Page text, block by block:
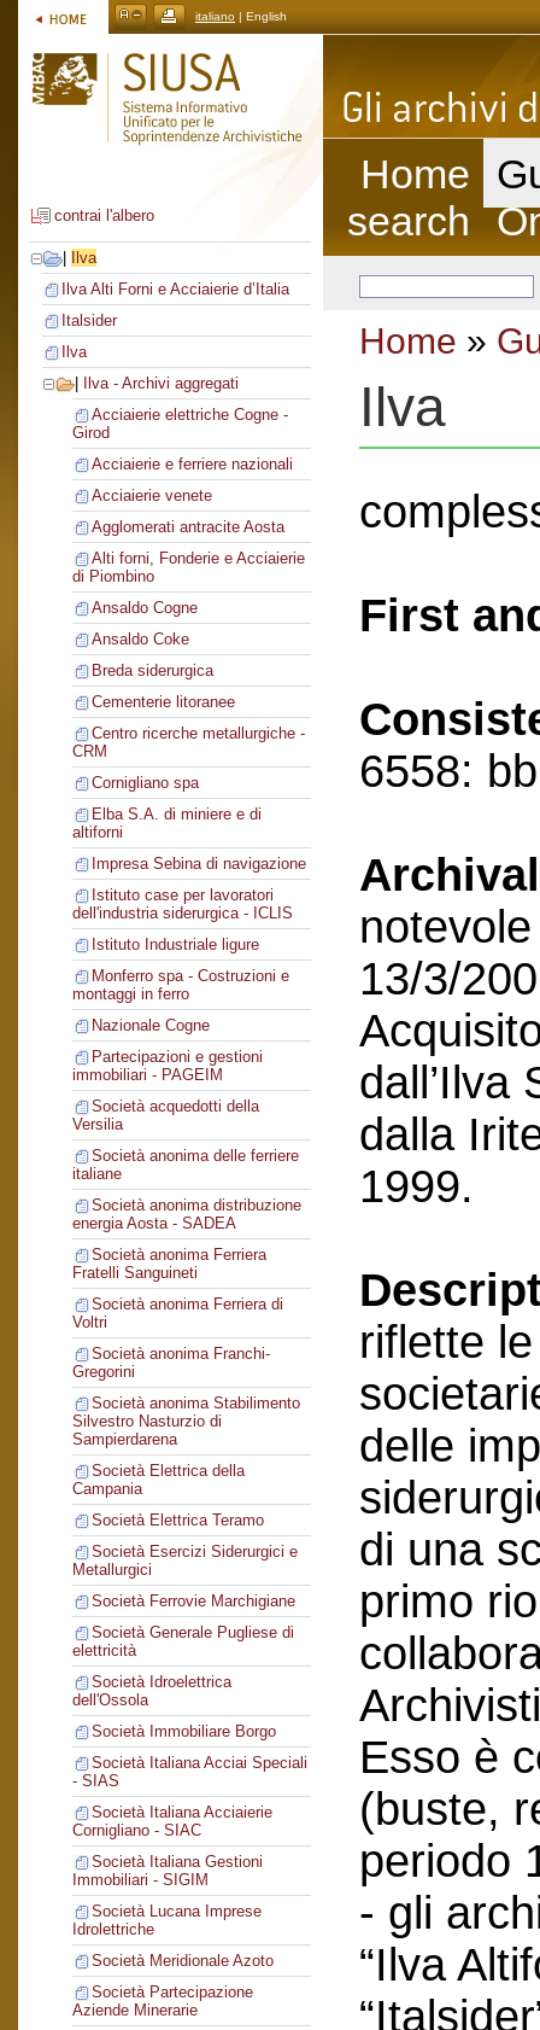
italiano | English
contrai l'albero
Ilva
Ilva Alti Forni e Acciaierie d’Italia
Italsider
Ilva
Ilva - Archivi aggregati
Acciaierie elettriche Cogne -
Girod
Acciaierie e ferriere nazionali
Acciaierie venete
Agglomerati antracite Aosta
Alti forni, Fonderie e Acciaierie
di Piombino
Ansaldo Cogne
Ansaldo Coke
Breda siderurgica
Cementerie litoranee
Centro ricerche metallurgiche -
CRM
Cornigliano spa
Elba S.A. di miniere e di
altiforni
Impresa Sebina di navigazione
Istituto case per lavoratori
dell'industria siderurgica - ICLIS
Istituto Industriale ligure
Monferro spa - Costruzioni e
montaggi in ferro
Nazionale Cogne
Partecipazioni e gestioni
immobiliari - PAGEIM
Società acquedotti della
Versilia
Società anonima delle ferriere
italiane
Società anonima distribuzione
energia Aosta - SADEA
Società anonima Ferriera
Fratelli Sanguineti
Società anonima Ferriera di
Voltri
Società anonima Franchi-
Gregorini
Società anonima Stabilimento
Silvestro Nasturzio di
Sampierdarena
Società Elettrica della
Campania
Società Elettrica Teramo
Società Esercizi Siderurgici e
Metallurgici
Società Ferrovie Marchigiane
Società Generale Pugliese di
elettricità
Società Idroelettrica
dell'Ossola
Società Immobiliare Borgo
Società Italiana Acciai Speciali
- SIAS
Società Italiana Acciaierie
Cornigliano - SIAC
Società Italiana Gestioni
Immobiliari - SIGIM
Società Lucana Imprese
Idrolettriche
Società Meridionale Azoto
Società Partecipazione
Aziende Minerarie
Home
search
Home »
Ilva
First
6558:
13/3/
dall’Ilva
dalla
1999.
riflette
delle
di una
primo
Esso è
(buste,
periodo
- gli
“Ilva